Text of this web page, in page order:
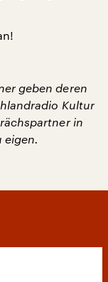
geben deren
Kultur
in
eigen.